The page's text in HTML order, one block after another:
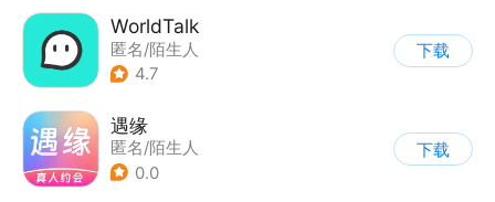
WorldTalk
匿名/陌生人
4.7
下载
遇缘
匿名/陌生人
0.0
下载